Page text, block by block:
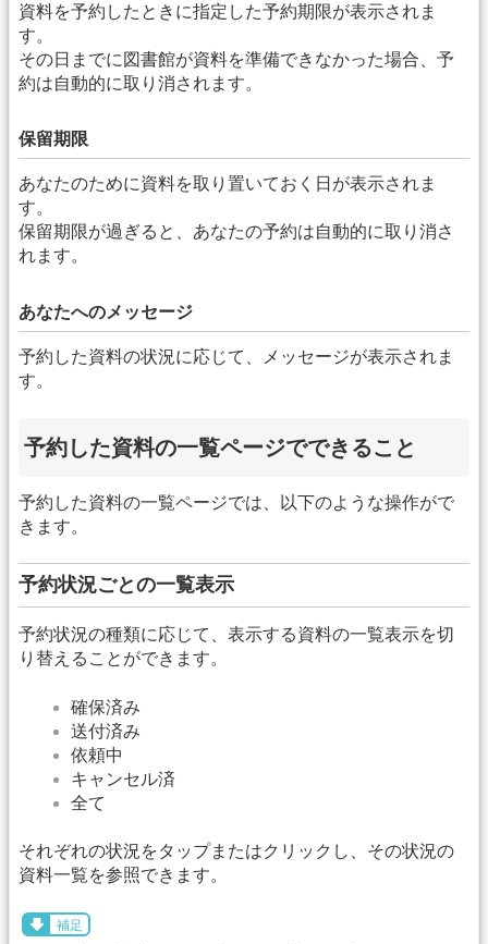
資料を予約したときに指定した予約期限が表示されま
す。
その日までに図書館が資料を準備できなかった場合、予
約は自動的に取り消されます。
保留期限
あなたのために資料を取り置いておく日が表示されま
す。
保留期限が過ぎると、あなたの予約は自動的に取り消さ
れます。
あなたへのメッセージ
予約した資料の状況に応じて、メッセージが表示されま
す。
予約した資料の一覧ページでできること
予約した資料の一覧ページでは、以下のような操作がで
きます。
予約状況ごとの一覧表示
予約状況の種類に応じて、表示する資料の一覧表示を切
り替えることができます。
確保済み
送付済み
依頼中
キャンセル済
全て
それぞれの状況をタップまたはクリックし、その状況の
資料一覧を参照できます。
補足